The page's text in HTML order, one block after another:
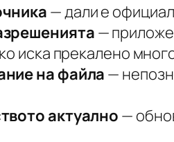
— дали е
—
иска прекалено
на файла —
актуално —